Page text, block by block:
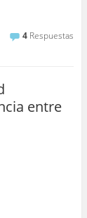
4 Respuestas
entre